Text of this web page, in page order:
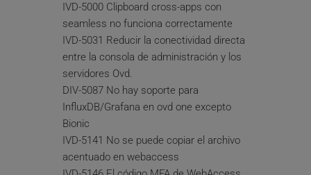
IVD-5000 Clipboard cross-apps con
seamless no funciona correctamente
IVD-5031 Reducir la conectividad directa
entre la consola de administración y los
servidores Ovd.
DIV-5087 No hay soporte para
InfluxDB/Grafana en ovd one excepto
Bionic
IVD-5141 No se puede copiar el archivo
acentuado en webaccess